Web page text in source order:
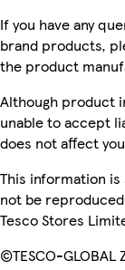
If you have any
brand products,
the product
Although product
unable to accept
does not affect
This information
not be
Tesco Stores
©TESCO-GLOBAL